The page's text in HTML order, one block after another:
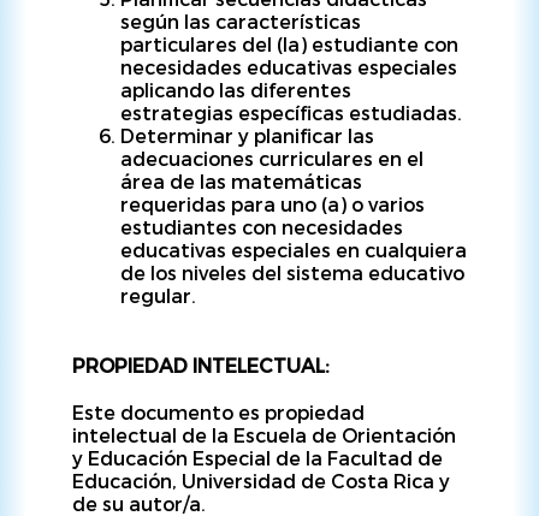
según las características
particulares del (la) estudiante con
necesidades educativas especiales
aplicando las diferentes
estrategias específicas estudiadas.
Determinar y planificar las
adecuaciones curriculares en el
área de las matemáticas
requeridas para uno (a) o varios
estudiantes con necesidades
educativas especiales en cualquiera
de los niveles del sistema educativo
regular.
PROPIEDAD INTELECTUAL:
Este documento es propiedad
intelectual de la Escuela de Orientación
y Educación Especial de la Facultad de
Educación, Universidad de Costa Rica y
de su autor/a.